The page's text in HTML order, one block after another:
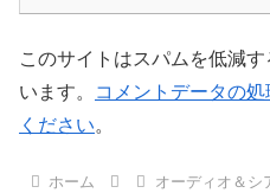
このサイトはスパムを低減
います。
コメントデータの
ください。
ホーム オーディオ＆シ